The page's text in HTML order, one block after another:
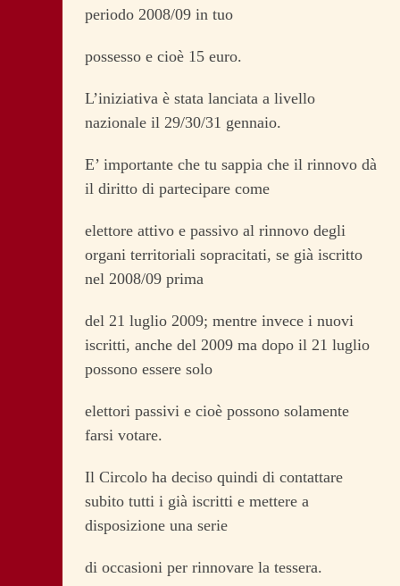
periodo 2008/09 in tuo
possesso e cioè 15 euro.
L’iniziativa è stata lanciata a livello
nazionale il 29/30/31 gennaio.
E’ importante che tu sappia che il rinnovo dà
il diritto di partecipare come
elettore attivo e passivo al rinnovo degli
organi territoriali sopracitati, se già iscritto
nel 2008/09 prima
del 21 luglio 2009; mentre invece i nuovi
iscritti, anche del 2009 ma dopo il 21 luglio
possono essere solo
elettori passivi e cioè possono solamente
farsi votare.
Il Circolo ha deciso quindi di contattare
subito tutti i già iscritti e mettere a
disposizione una serie
di occasioni per rinnovare la tessera.